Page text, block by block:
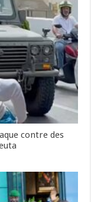
contre des